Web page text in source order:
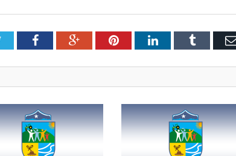
TwitterFacebookGoogle+PinterestLinkedInTumblr